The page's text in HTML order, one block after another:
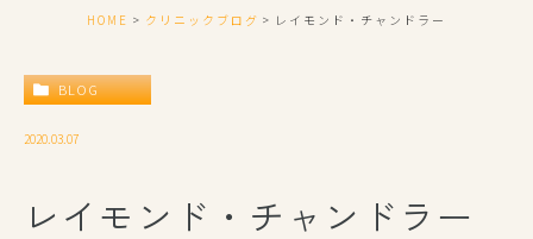
HOME クリニックブログ レイモンド・チャンドラー
BLOG
2020.03.07
レイモンド・チャンドラー